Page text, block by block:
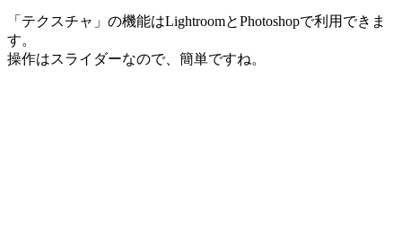
「テクスチャ」の機能はLightroomとPhotoshopで利用できま
す。
操作はスライダーなので、簡単ですね。